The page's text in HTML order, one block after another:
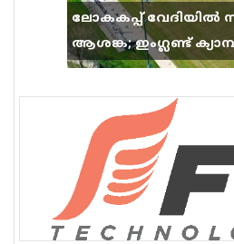
ലോകകപ്പ് വേദിയിൽ
ആശങ്ക; ഇംഗ്ലണ്ട്
വെടിവെപ്പ്, 9 പേർക്ക്